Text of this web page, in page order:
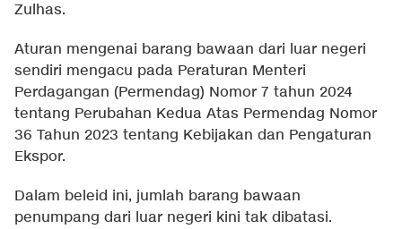
Zulhas.
Aturan mengenai barang bawaan dari luar negeri
sendiri mengacu pada Peraturan Menteri
Perdagangan (Permendag) Nomor 7 tahun 2024
tentang Perubahan Kedua Atas Permendag Nomor
36 Tahun 2023 tentang Kebijakan dan Pengaturan
Ekspor.
Dalam beleid ini, jumlah barang bawaan
penumpang dari luar negeri kini tak dibatasi.